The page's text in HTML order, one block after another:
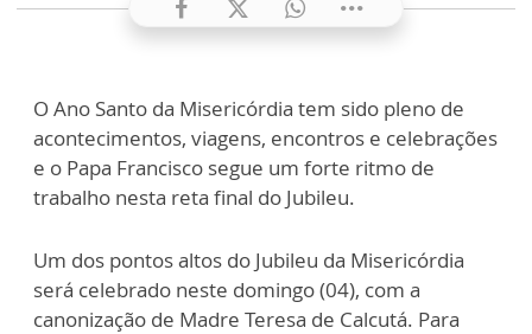
O Ano Santo da Misericórdia tem sido pleno de
acontecimentos, viagens, encontros e celebrações
e o Papa Francisco segue um forte ritmo de
trabalho nesta reta final do Jubileu.
Um dos pontos altos do Jubileu da Misericórdia
será celebrado neste domingo (04), com a
canonização de Madre Teresa de Calcutá. Para